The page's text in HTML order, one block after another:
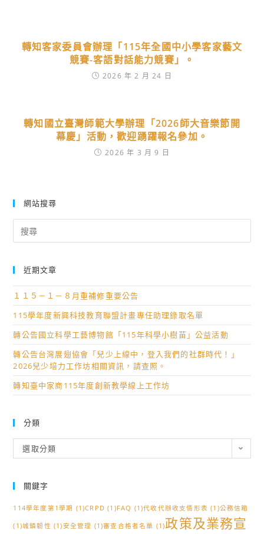
轉知客家委員會辦理「115年全國中小學客家藝文
競賽-客語對話能力競賽」。
2026 年 2 月 24 日
轉知國立臺灣師範大學辦理「2026師大音樂節開
幕慶」活動，歡迎踴躍報名參加。
2026 年 3 月 9 日
網站搜尋
for:
近期文章
１１５－１－８月重補修重要公告
115學年度新興科技教育聯盟計畫專任助理錄取名單
轉公告國立科學工藝博物館「115年科學小樹苗」公益活動
轉公告台灣展翅協會「兒少上線中，登入我們的社群時代！」
2026兒少培力工作坊相關資訊，請查照。
轉知臺中家商115年度創新教學線上工作坊
分類
類
選取分類
關鍵字
114學年度第1學期 (1)CRPD (1)FAQ (1)代收代辦收支情形表 (1)公務信箱
(1)城鎮韌性 (1)安全管理 (1)審查合格者名單 (1)政策及業務宣